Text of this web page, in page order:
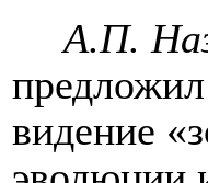
А.П.
видение